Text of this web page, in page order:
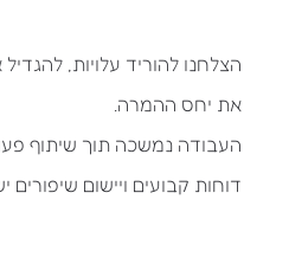
הצלחנו להוריד עלויות,
את יחס ההמרה.
העבודה נמשכה תוך שיתוף
דוחות קבועים ויישום